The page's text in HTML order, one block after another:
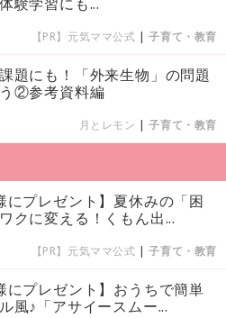
【PR】元気ママ公式 |子育て・教育
題にも！「外来生物」の問題
②参考資料編
月とレモン |子育て・教育
にプレゼント】夏休みの「困
クに変える！くもん出...
【PR】元気ママ公式 |子育て・教育
にプレゼント】おうちで簡単
風♪「アサイースムー...